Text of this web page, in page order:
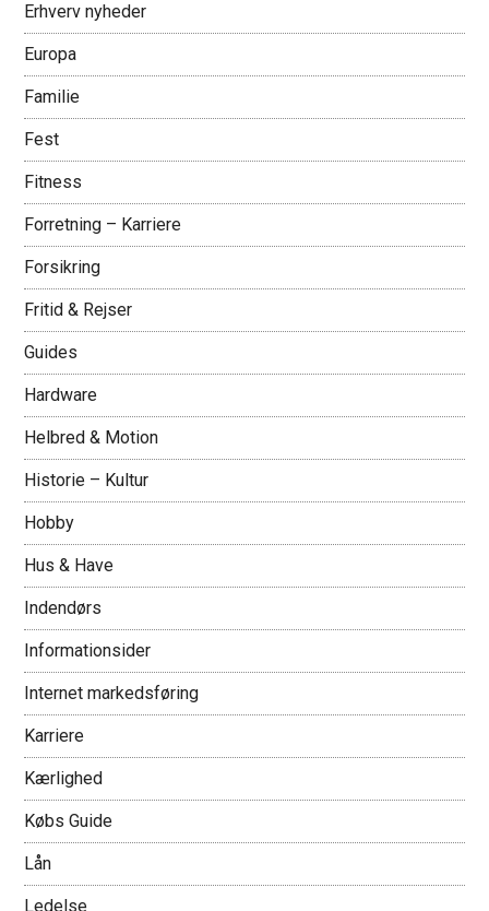
Erhverv nyheder
Europa
Familie
Fest
Fitness
Forretning – Karriere
Forsikring
Fritid & Rejser
Guides
Hardware
Helbred & Motion
Historie – Kultur
Hobby
Hus & Have
Indendørs
Informationsider
Internet markedsføring
Karriere
Kærlighed
Købs Guide
Lån
Ledelse